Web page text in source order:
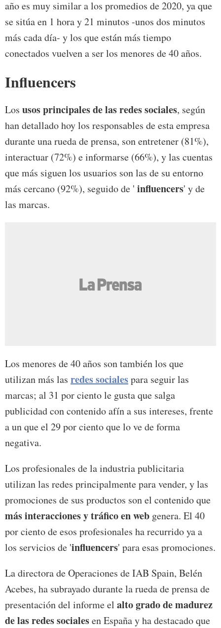
año es muy similar a los promedios de 2020, ya que
se sitúa en 1 hora y 21 minutos -unos dos minutos
más cada día- y los que están más tiempo
conectados vuelven a ser los menores de 40 años.
Influencers
Los usos principales de las redes sociales, según
han detallado hoy los responsables de esta empresa
durante una rueda de prensa, son entretener (81%),
interactuar (72%) e informarse (66%), y las cuentas
que más siguen los usuarios son las de su entorno
más cercano (92%), seguido de ' influencers' y de
las marcas.
Los menores de 40 años son también los que
utilizan más las redes socialespara seguir las
marcas; al 31 por ciento le gusta que salga
publicidad con contenido afín a sus intereses, frente
a un que el 29 por ciento que lo ve de forma
negativa.
Los profesionales de la industria publicitaria
utilizan las redes principalmente para vender, y las
promociones de sus productos son el contenido que
más interacciones y tráfico en web genera. El 40
por ciento de esos profesionales ha recurrido ya a
los servicios de 'influencers' para esas promociones.
La directora de Operaciones de IAB Spain, Belén
Acebes, ha subrayado durante la rueda de prensa de
presentación del informe el alto grado de madurez
de las redes socialesen España y ha destacado que